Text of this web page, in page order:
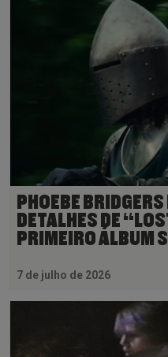
PHOEBE
DETALHES DE
PRIMEIRO ÁLBUM
7 de julho de 2026